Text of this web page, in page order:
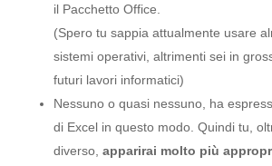
il Pacchetto Office.
(Spero tu sappia attualmente usare
sistemi operativi, altrimenti sei in
futuri lavori informatici)
Nessuno o quasi nessuno, ha
di Excel in questo modo. Quindi tu,
diverso, apparirai molto più